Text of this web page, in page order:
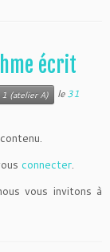
écrit
1 (atelier A) le31
connecter.
vous invitons à